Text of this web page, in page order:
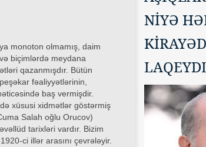
monoton olmamış, daim
biçimlərdə meydana
qazanmışdır. Bütün
fəaliyyətlərinin,
baş vermişdir.
xüsusi xidmətlər göstərmiş
Salah oğlu Orucov)
tarixləri vardır. Bizim
ci illər arasını çevrələyir.
NİYƏ